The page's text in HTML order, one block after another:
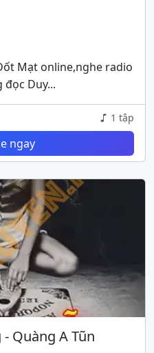
Mạt online,nghe radio
Duy...
1 tập
ngay
Quàng A Tũn